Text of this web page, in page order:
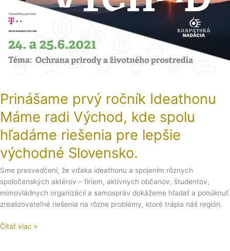
Prinášame prvý ročník Ideathonu
Máme radi Východ, kde spolu
hľadáme riešenia pre lepšie
východné Slovensko.
Sme presvedčení, že vďaka ideathonu a spojením rôznych
spoločenských aktérov – firiem, aktívnych občanov, študentov,
mimovládnych organizácií a samospráv dokážeme hľadať a ponúknuť
zrealizovateľné riešenia na rôzne problémy, ktoré trápia náš región.
radi
Východ,
kde
spolu
hľadáme
východné
Slovensko.
Čítať viac »